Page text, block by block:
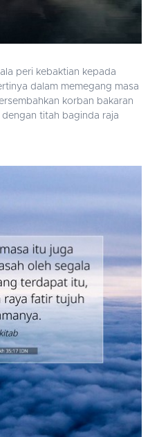
peri kebaktian kepada
dalam memegang masa
korban bakaran
titah baginda raja